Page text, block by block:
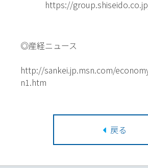
https://
◎産経ニュース
http://sankei.jp.msn.com/
n1.htm
戻る